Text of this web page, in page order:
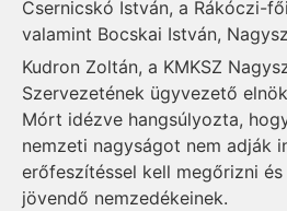
Csernicskó István, a Rákóczi-
valamint Bocskai István,
Kudron Zoltán, a KMKSZ
Szervezetének ügyvezető
Mórt idézve hangsúlyozta,
nemzeti nagyságot nem adják
erőfeszítéssel kell megőrizni
jövendő nemzedékeinek.